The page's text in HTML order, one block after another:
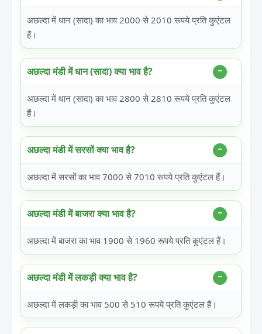
अछल्दा में धान (सादा) का भाव 2000 से 2010 रूपये प्रति कुएंटल
हैं।
अछल्दा मंडी में धान (सादा) क्या भाव है?
अछल्दा में धान (सादा) का भाव 2800 से 2810 रूपये प्रति कुएंटल
हैं।
अछल्दा मंडी में सरसों क्या भाव है?
अछल्दा में सरसों का भाव 7000 से 7010 रूपये प्रति कुएंटल हैं।
अछल्दा मंडी में बाजरा क्या भाव है?
अछल्दा में बाजरा का भाव 1900 से 1960 रूपये प्रति कुएंटल हैं।
अछल्दा मंडी में लकड़ी क्या भाव है?
अछल्दा में लकड़ी का भाव 500 से 510 रूपये प्रति कुएंटल हैं।